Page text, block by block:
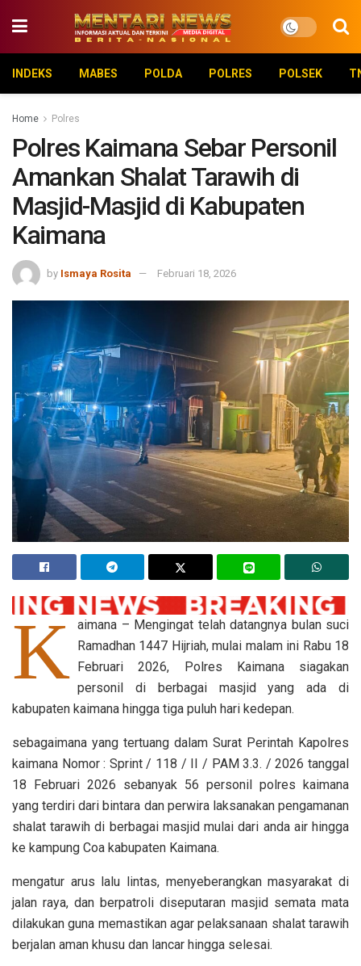
INDEKS MABES POLDA POLRES POLSEK
Home Polres
Polres Kaimana Sebar Personil
Amankan Shalat Tarawih di
Masjid-Masjid di Kabupaten
Kaimana
by Ismaya Rosita Februari 18, 2026
K aimana – Mengingat telah datangnya bulan suci
Ramadhan 1447 Hijriah, mulai malam ini Rabu 18
Februari 2026, Polres Kaimana siagakan
personil di berbagai masjid yang ada di
kabupaten kaimana hingga tiga puluh hari kedepan.
sebagaimana yang tertuang dalam Surat Perintah Kapolres
kaimana Nomor : Sprint / 118 / II / PAM 3.3. / 2026 tanggal
18 Februari 2026 sebanyak 56 personil polres kaimana
yang terdiri dari bintara dan perwira laksanakan pengamanan
shalat tarawih di berbagai masjid mulai dari anda air hingga
ke kampung Coa kabupaten Kaimana.
mengatur arus lalu lintas, menyeberangkan masyarakat di
jalan raya, dan berpatroli diseputaran masjid semata mata
dilakukan guna memastikan agar pelaksanaan shalat tarawih
berjalan aman khusu dan lancar hingga selesai.